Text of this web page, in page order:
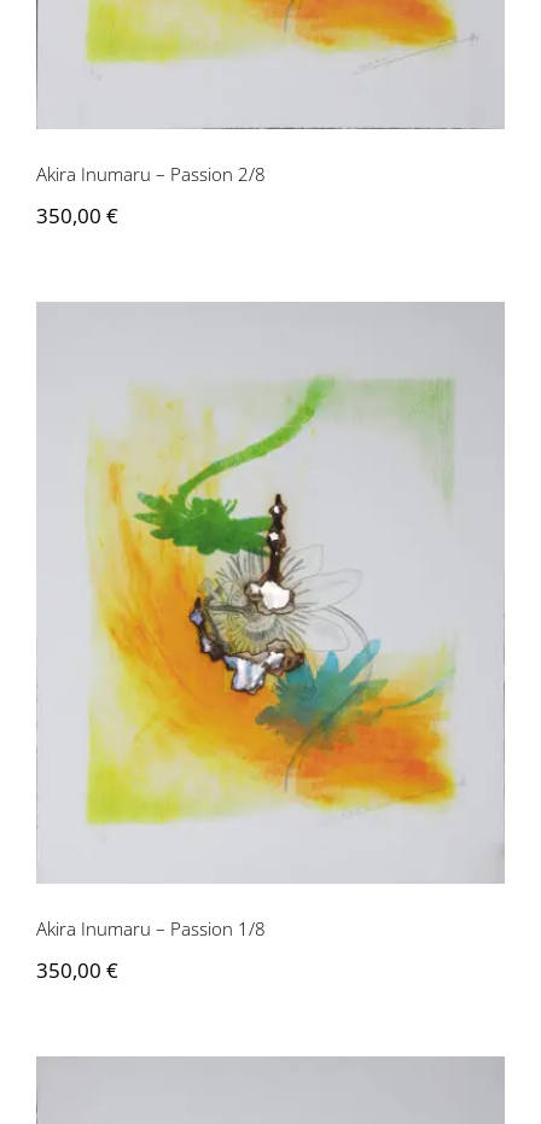
Akira Inumaru – Passion 2/8
350,00 €
Akira Inumaru – Passion 1/8
Akira Inumaru – Passion 1/8
350,00 €